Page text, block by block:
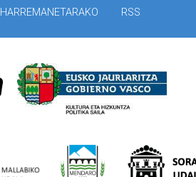
HARREMANETARAKO RSS